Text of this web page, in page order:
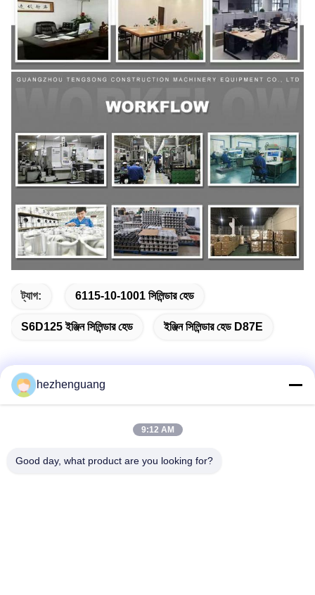
ট্যাগ: 6115-10-1001 সিলিন্ডার হেড
S6D125 ইঞ্জিন সিলিন্ডার হেড ইঞ্জিন সিলিন্ডার হেড D87E
ঠিকানা: ইংফেং মেশিনারি মার্কেট, নং 1192, ঝোংশান অ্যাভিনিউ, তিয়ানহে জেলা,
hezhenguang
9:12 AM
Good day, what product are you looking for?